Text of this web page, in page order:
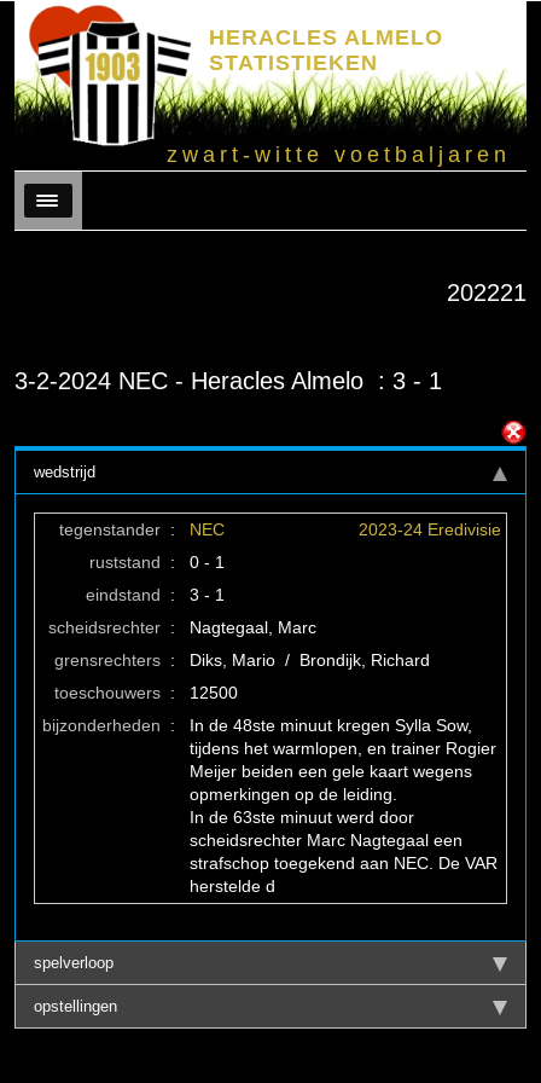
HERACLES ALMELO
STATISTIEKEN
zwart-witte voetbaljaren
Menu
202221
3-2-2024 NEC - Heracles Almelo : 3 - 1
wedstrijd
tegenstander : NEC
2023-24 Eredivisie
ruststand
:
0 - 1
eindstand
:
3 - 1
scheidsrechter :
Nagtegaal, Marc
grensrechters :
Diks, Mario / Brondijk, Richard
toeschouwers :
12500
bijzonderheden
:
In de 48ste minuut kregen Sylla Sow,
tijdens het warmlopen, en trainer Rogier
Meijer beiden een gele kaart wegens
opmerkingen op de leiding.
In de 63ste minuut werd door
scheidsrechter Marc Nagtegaal een
strafschop toegekend aan NEC. De VAR
herstelde d
spelverloop
opstellingen